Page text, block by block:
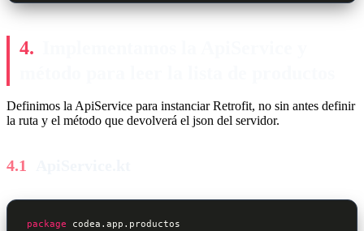
Definimos la ApiService para instanciar Retrofit, no sin antes definir
la ruta y el método que devolverá el json del servidor.
package codea.app.productos